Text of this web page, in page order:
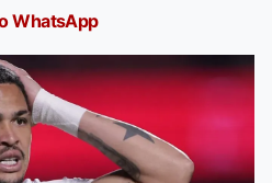
WhatsApp